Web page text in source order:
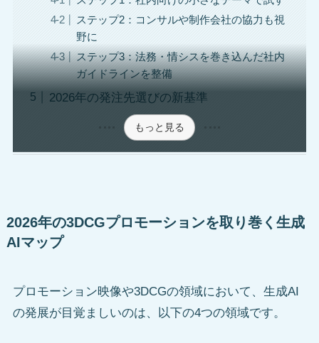
ステップ2：コンサルや制作会社の協力も視
野に
ステップ3：法務・情シスを巻き込んだ社内
ガイドラインを整備
2026年の発注先選びの新基準
もっと見る
2026年の3DCGプロモーションを取り巻く生成
AIマップ
プロモーション映像や3DCGの領域において、生成AI
の発展が目覚ましいのは、以下の4つの領域です。